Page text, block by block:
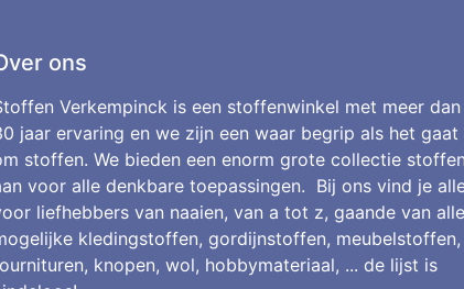
ons
Verkempinck is een stoffenwinkel met meer dan
jaar ervaring en we zijn een waar begrip als het gaat
stoffen. We bieden een enorm grote collectie stoffen
voor alle denkbare toepassingen. Bij ons vind je
liefhebbers van naaien, van a tot z, gaande van
kledingstoffen, gordijnstoffen, meubelstoffen,
knopen, wol, hobbymateriaal, ... de lijst is